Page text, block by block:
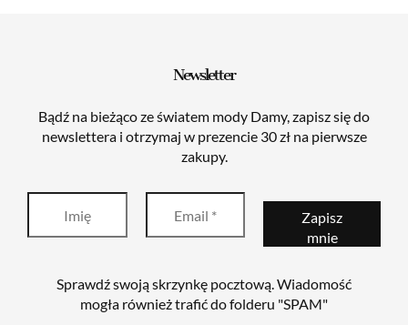
Newsletter
Bądź na bieżąco ze światem mody Damy, zapisz się do
newslettera i otrzymaj w prezencie 30 zł na pierwsze
zakupy.
Sprawdź swoją skrzynkę pocztową. Wiadomość
mogła również trafić do folderu "SPAM"